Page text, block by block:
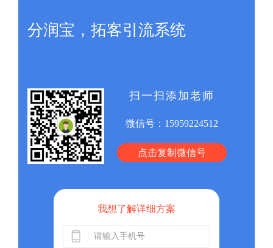
分润宝，拓客引流系统
扫一扫添加老师
微信号： 15959224512
点击复制微信号
我想了解详细方案